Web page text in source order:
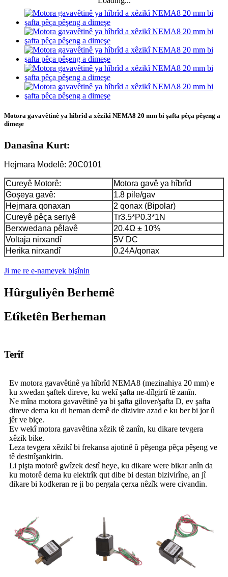
Motora gavavêtinê ya hîbrîd a xêzikî NEMA8 20 mm bi şafta pêça pêşeng a
dimeşe
Danasîna Kurt:
Hejmara Modelê: 20C0101
Cureyê Motorê:
Motora gavê ya hîbrîd
Goşeya gavê:
1.8 pile/gav
Hejmara qonaxan
2 qonax (Bipolar)
Cureyê pêça seriyê
Tr3.5*P0.3*1N
Berxwedana pêlavê
20.4Ω ± 10%
Voltaja nirxandî
5V DC
Herika nirxandî
0.24A/qonax
Ji me re e-nameyek bişînin
Hûrguliyên Berhemê
Etîketên Berheman
Terîf
Ev motora gavavêtinê ya hîbrîd NEMA8 (mezinahiya 20 mm) e
ku xwedan şaftek direve, ku wekî şafta ne-dîlgirtî tê zanîn.
Ne mîna motora gavavêtinê ya bi şafta gilover/şafta D, ev şafta
direve dema ku di heman demê de dizivire azad e ku ber bi jor û
jêr ve biçe.
Ev wekî motora gavavêtina xêzik tê zanîn, ku dikare tevgera
xêzik bike.
Leza tevgera xêzikî bi frekansa ajotinê û pêşenga pêça pêşeng ve
tê destnîşankirin.
Li pişta motorê gwîzek destî heye, ku dikare were bikar anîn da
ku motorê dema ku elektrîk qut dibe bi destan bizivirîne, an jî
dikare bi kodkeran re ji bo pergala çerxa nêzîk were civandin.